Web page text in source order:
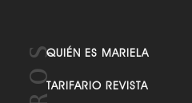
QUIÉN ES MARIELA
TARIFARIO REVISTA